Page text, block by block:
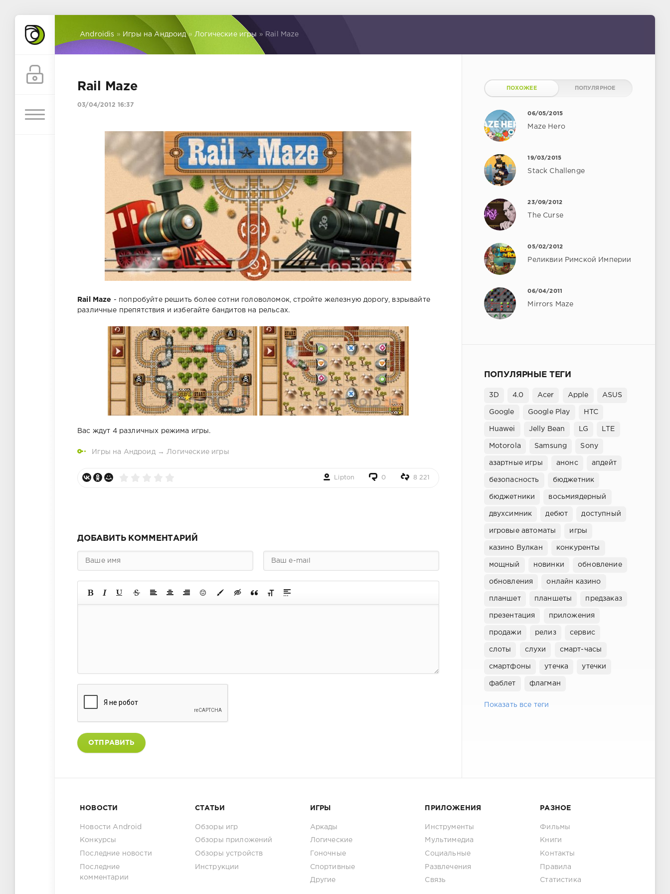
Androidis » Игры на Андроид» Логические игры » Rail Maze
Rail Maze
03/04/2012 16:37
Rail Maze - попробуйте решить более сотни головоломок, стройте железную дорогу, взрывайте
различные препятствия и избегайте бандитов на рельсах.
Вас ждут 4 различных режима игры.
Игры на Андроид → Логические игры
Lipton 0 8 221
ДОБАВИТЬ КОММЕНТАРИЙ
ОТПРАВИТЬ
ПОХОЖЕЕ ПОПУЛЯРНОЕ
06/05/2015
Maze Hero
19/03/2015
Stack Challenge
23/09/2012
The Curse
05/02/2012
Реликвии Римской Империи
06/04/2011
Mirrors Maze
ПОПУЛЯРНЫЕ ТЕГИ
3D 4.0 Acer Apple ASUS
Google Google Play HTC
Huawei Jelly Bean LG LTE
Motorola Samsung Sony
азартные игры анонс апдейт
безопасность бюджетник
бюджетники восьмиядерный
двухсимник дебют доступный
игровые автоматы игры
казино Вулкан конкуренты
мощный новинки обновление
обновления онлайн казино
планшет планшеты предзаказ
презентация приложения
продажи релиз сервис
слоты слухи смарт-часы
смартфоны утечка утечки
фаблет флагман
Показать все теги
НОВОСТИ
Новости Android
Конкурсы
Последние новости
Последние
комментарии
СТАТЬИ
Обзоры игр
Обзоры приложений
Обзоры устройств
Инструкции
ИГРЫ
Аркады
Логические
Гоночные
Спортивные
Другие
ПРИЛОЖЕНИЯ
Инструменты
Мультимедиа
Социальные
Развлечения
Связь
РАЗНОЕ
Фильмы
Книги
Контакты
Правила
Статистика